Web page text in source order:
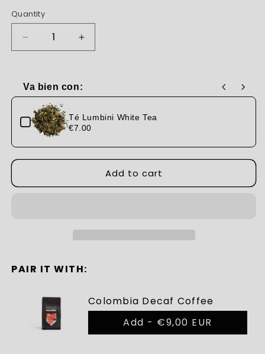
Quantity
Decrease
quantity
Mu
Tea
Increase
quantity
Mu
Tea
Va bien con:
Use the Previous and Next buttons to navigate through
Té Lumbini White Tea
€7.00
Add to cart
PAIR IT WITH:
Colombia Decaf Coffee
Add - €9,00 EUR